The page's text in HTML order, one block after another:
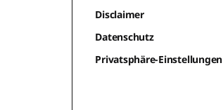
Disclaimer
Datenschutz
Privatsphäre-Einstellungen